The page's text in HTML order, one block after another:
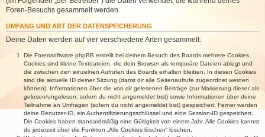
Foren-Besuchs gesammelt werden.
UMFANG UND ART DER DATENSPEICHERUNG
Deine Daten werden auf vier verschiedene Arten gesammelt:
Die Forensoftware phpBB erstellt bei deinem Besuch des Boards mehrere Cookies.
Cookies sind kleine Textdateien, die dein Browser als temporäre Dateien ablegt und
die zwischen den einzelnen Aufrufen des Boards erhalten bleiben. In diesen Cookies
sind die aktuelle ID deiner Sitzung (damit dir alle Seitenaufrufe zugeordnet werden
können), Informationen über die von dir gelesenen Beiträge (zur Markierung dieser als
gelesen/ungelesen; sofern du nicht angemeldet bist) sowie Informationen über deine
Teilnahme an Umfragen (sofern du nicht angemeldet bist) gespeichert. Ferner werden
deine Benutzer-ID, ein Authentifizierungsschlüssel und eine Session-ID gespeichert.
Die Cookies haben standardmäßig eine Gültigkeit von einem Jahr. Alle Cookies kannst
du jederzeit über die Funktion „Alle Cookies löschen“ löschen.